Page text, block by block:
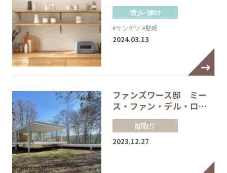
構造・建材
#サンゲツ #壁紙
2024.03.13
ファンズワース邸 ミー
ス・ファン・デル・ロ…
間取り
2023.12.27